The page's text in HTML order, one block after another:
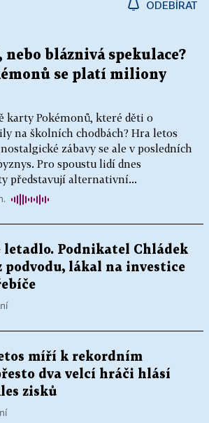
ODEBÍRAT
nebo bláznivá spekulace?
se platí miliony
karty Pokémonů, které děti o
na školních chodbách? Hra letos
zábavy se ale v posledních
Pro spoustu lidí dnes
představují alternativní...
letadlo. Podnikatel Chládek
podvodu, lákal na investice
míří k rekordním
dva velcí hráči hlásí
zisků